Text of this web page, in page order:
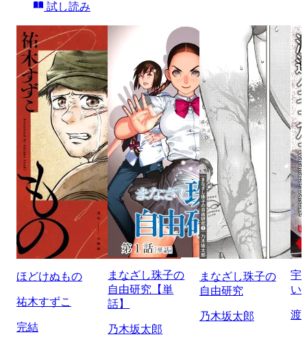
試し読み
ほどけぬもの
祐木すずこ
完結
まなざし珠子の
自由研究【単
話】
乃木坂太郎
まなざし珠子の
自由研究
乃木坂太郎
宇
い
渡